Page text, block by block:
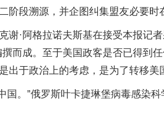
段溯源，并企图纠集盟友必要时
谢·阿格拉诺夫斯基在接受本报记
而成。至于美国政客是否已得到
于政治上的考虑，是为了转移美
国。”俄罗斯叶卡捷琳堡病毒感染